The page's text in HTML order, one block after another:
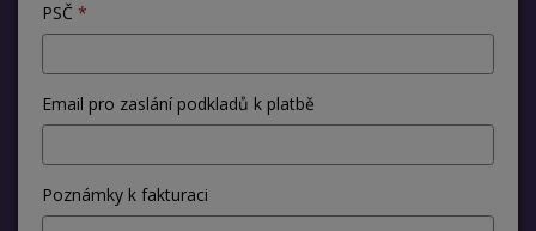
PSČ
Email pro zaslání podkladů k platbě
Poznámky k fakturaci